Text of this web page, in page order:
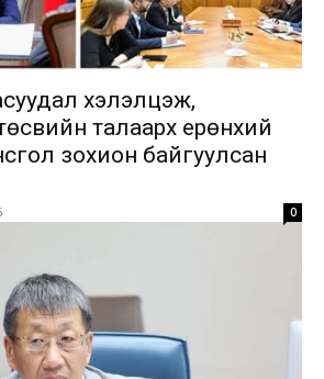
хэлэлцэж,
талаарх ерөнхий
зохион байгуулсан
0